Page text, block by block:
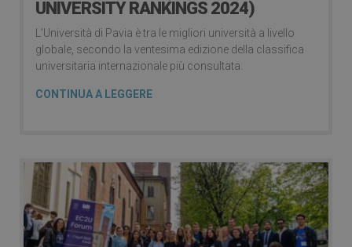
UNIVERSITY RANKINGS 2024)
L’Università di Pavia è tra le migliori università a livello
globale, secondo la ventesima edizione della classifica
universitaria internazionale più consultata.
CONTINUA A LEGGERE